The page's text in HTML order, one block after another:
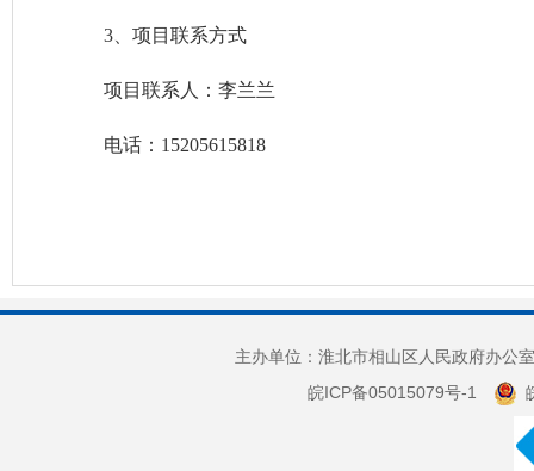
3、项目联系方式
项目联系人：李兰兰
电话： 15205615818
主办单位：淮北市相山区人民政府办
皖ICP备05015079号-1